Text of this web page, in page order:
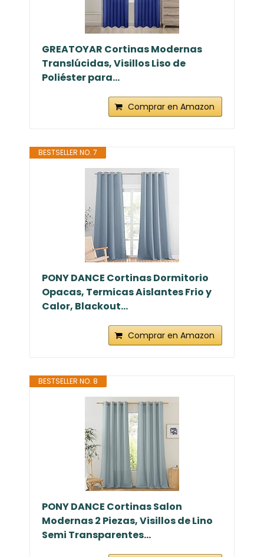
GREATOYAR Cortinas Modernas
Translúcidas, Visillos Liso de
Poliéster para...
Comprar en Amazon
BESTSELLER NO. 7
PONY DANCE Cortinas Dormitorio
Opacas, Termicas Aislantes Frio y
Calor, Blackout...
Comprar en Amazon
BESTSELLER NO. 8
PONY DANCE Cortinas Salon
Modernas 2 Piezas, Visillos de Lino
Semi Transparentes...